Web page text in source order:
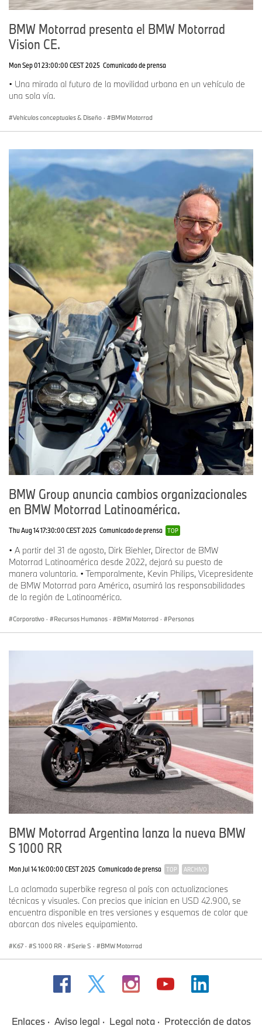
BMW Motorrad presenta el BMW Motorrad
Vision CE.
Mon Sep 01 23:00:00 CEST 2025 Comunicado de prensa
• Una mirada al futuro de la movilidad urbana en un vehículo de
una sola vía.
Vehículos conceptuales & Diseño · BMW Motorrad
BMW Group anuncia cambios organizacionales
en BMW Motorrad Latinoamérica.
Thu Aug 14 17:30:00 CEST 2025 Comunicado de prensa TOP
• A partir del 31 de agosto, Dirk Biehler, Director de BMW
Motorrad Latinoamérica desde 2022, dejará su puesto de
manera voluntaria. • Temporalmente, Kevin Philips, Vicepresidente
de BMW Motorrad para América, asumirá las responsabilidades
de la región de Latinoamérica.
Corporativo · Recursos Humanos · BMW Motorrad · Personas
BMW Motorrad Argentina lanza la nueva BMW
S 1000 RR
Mon Jul 14 16:00:00 CEST 2025 Comunicado de prensa TOP ARCHIVO
La aclamada superbike regresa al país con actualizaciones
técnicas y visuales. Con precios que inician en USD 42.900, se
encuentra disponible en tres versiones y esquemas de color que
abarcan dos niveles equipamiento.
K67 · S 1000 RR · Serie S · BMW Motorrad
Enlaces Aviso legal Legal nota
Protección de datos